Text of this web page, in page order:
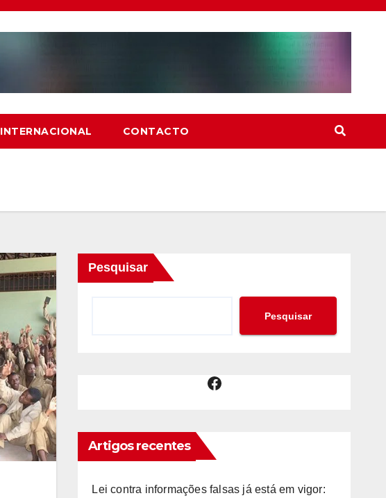
INTERNACIONAL CONTACTO
Pesquisar
Pesquisar
Facebook
Artigos recentes
Lei contra informações falsas já está em vigor: